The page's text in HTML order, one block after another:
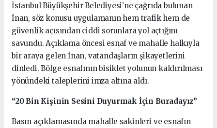
İstanbul Büyükşehir Belediyesi’ne çağrıda bulunan
İnan, söz konusu uygulamanın hem trafik hem de
güvenlik açısından ciddi sorunlara yol açtığını
savundu. Açıklama öncesi esnaf ve mahalle halkıyla
bir araya gelen İnan, vatandaşların şikayetlerini
dinledi. Bölge esnafının bisiklet yolunun kaldırılması
yönündeki taleplerini imza altına aldı.
“20 Bin Kişinin Sesini Duyurmak İçin Buradayız”
Basın açıklamasında mahalle sakinleri ve esnafın